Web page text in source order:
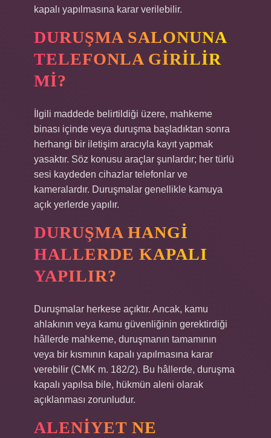
kapalı yapılmasına karar verilebilir.
DURUŞMA SALONUNA
TELEFONLA GIRILIR
MI?
İlgili maddede belirtildiği üzere, mahkeme
binası içinde veya duruşma başladıktan sonra
herhangi bir iletişim aracıyla kayıt yapmak
yasaktır. Söz konusu araçlar şunlardır; her türlü
sesi kaydeden cihazlar telefonlar ve
kameralardır. Duruşmalar genellikle kamuya
açık yerlerde yapılır.
DURUŞMA HANGI
HALLERDE KAPALI
YAPILIR?
Duruşmalar herkese açıktır. Ancak, kamu
ahlakının veya kamu güvenliğinin gerektirdiği
hâllerde mahkeme, duruşmanın tamamının
veya bir kısmının kapalı yapılmasına karar
verebilir (CMK m. 182/2). Bu hâllerde, duruşma
kapalı yapılsa bile, hükmün aleni olarak
açıklanması zorunludur.
ALENIYET NE